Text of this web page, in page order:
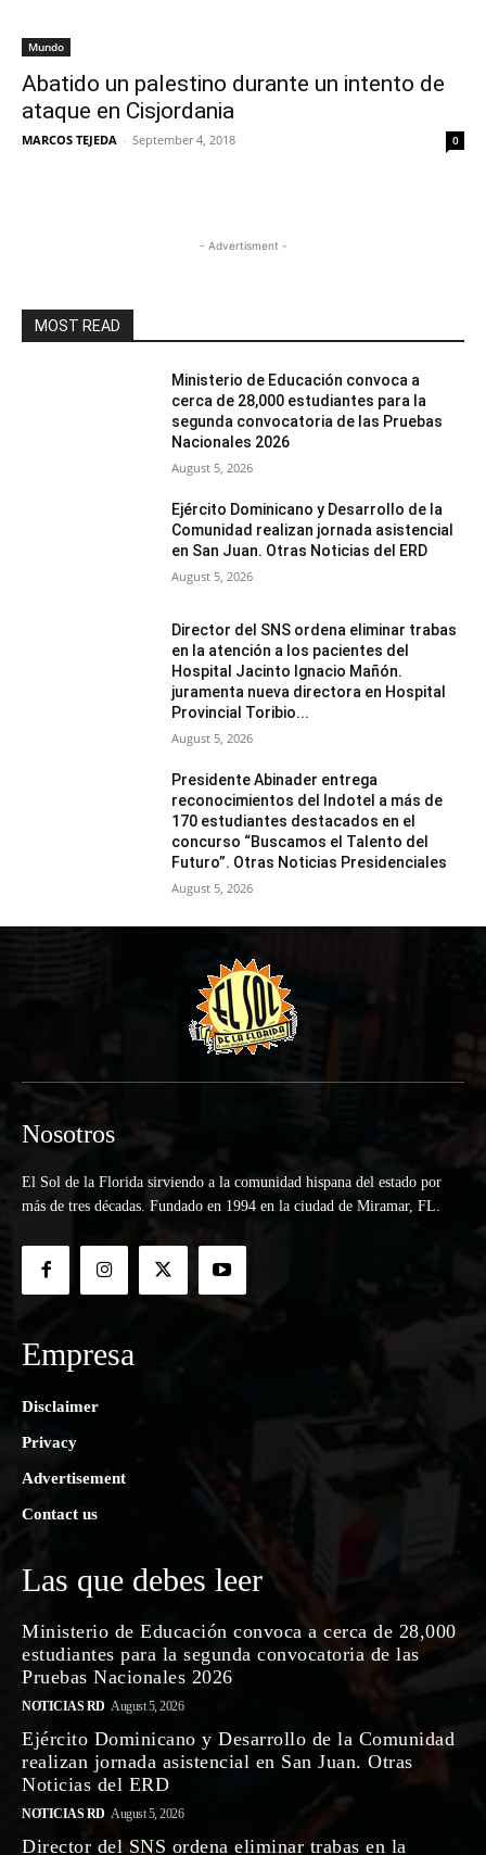
Mundo
Abatido un palestino durante un intento de
ataque en Cisjordania
MARCOS TEJEDA - September 4, 2018 0
- Advertisment -
MOST READ
Ministerio de Educación convoca a
cerca de 28,000 estudiantes para la
segunda convocatoria de las Pruebas
Nacionales 2026
August 5, 2026
Ejército Dominicano y Desarrollo de la
Comunidad realizan jornada asistencial
en San Juan. Otras Noticias del ERD
August 5, 2026
Director del SNS ordena eliminar trabas
en la atención a los pacientes del
Hospital Jacinto Ignacio Mañón.
juramenta nueva directora en Hospital
Provincial Toribio...
August 5, 2026
Presidente Abinader entrega
reconocimientos del Indotel a más de
170 estudiantes destacados en el
concurso “Buscamos el Talento del
Futuro”. Otras Noticias Presidenciales
August 5, 2026
Nosotros
El Sol de la Florida sirviendo a la comunidad hispana del estado por
más de tres décadas. Fundado en 1994 en la ciudad de Miramar, FL.
Empresa
Disclaimer
Privacy
Advertisement
Contact us
Las que debes leer
Ministerio de Educación convoca a cerca de 28,000
estudiantes para la segunda convocatoria de las
Pruebas Nacionales 2026
NOTICIAS RD August 5, 2026
Ejército Dominicano y Desarrollo de la Comunidad
realizan jornada asistencial en San Juan. Otras
Noticias del ERD
NOTICIAS RD August 5, 2026
Director del SNS ordena eliminar trabas en la